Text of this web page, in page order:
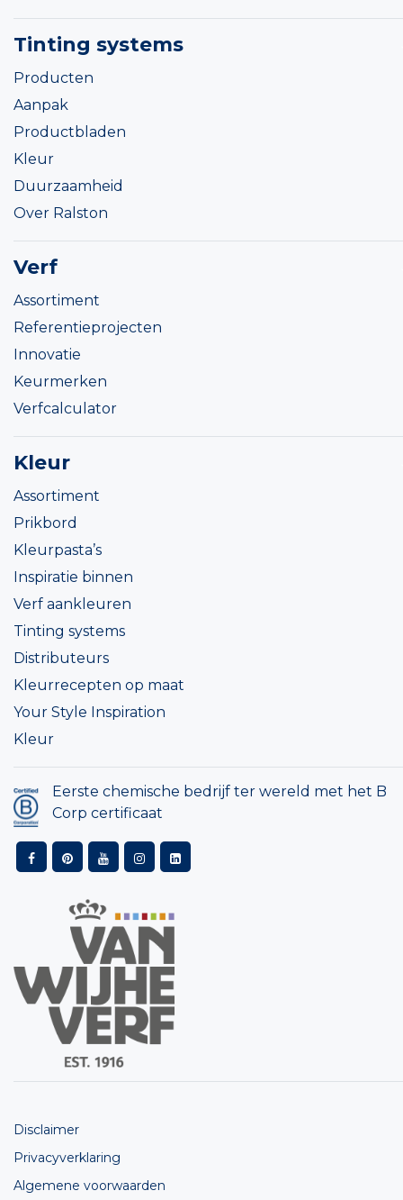
Tinting systems
Producten
Aanpak
Productbladen
Kleur
Duurzaamheid
Over Ralston
Verf
Assortiment
Referentieprojecten
Innovatie
Keurmerken
Verfcalculator
Kleur
Assortiment
Prikbord
Kleurpasta’s
Inspiratie binnen
Verf aankleuren
Tinting systems
Distributeurs
Kleurrecepten op maat
Your Style Inspiration
Kleur
Eerste chemische bedrijf ter wereld met het B
Corp certificaat
Disclaimer
Privacyverklaring
Algemene voorwaarden